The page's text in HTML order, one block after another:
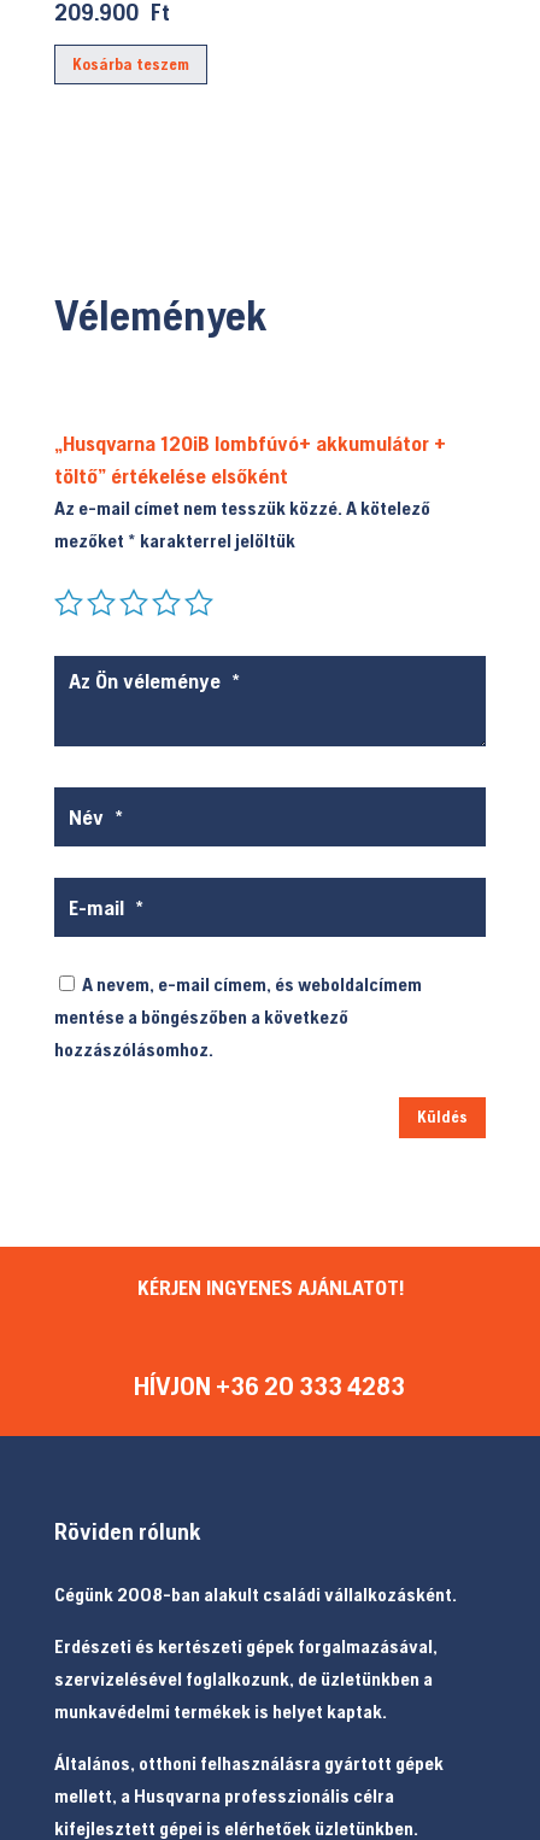
was:
234.990 Ft.
209.900 FtCurrent
price
is:
Kosárba teszem
Vélemények
„Husqvarna 120iB lombfúvó+ akkumulátor +
töltő” értékelése elsőként
Az e-mail címet nem tesszük közzé. A kötelező
mezőket * karakterrel jelöltük
A nevem, e-mail címem, és weboldalcímem
mentése a böngészőben a következő
hozzászólásomhoz.
Küldés
KÉRJEN INGYENES AJÁNLATOT!
HÍVJON +36 20 333 4283
Röviden rólunk
Cégünk 2008-ban alakult családi vállalkozásként.
Erdészeti és kertészeti gépek forgalmazásával,
szervizelésével foglalkozunk, de üzletünkben a
munkavédelmi termékek is helyet kaptak.
Általános, otthoni felhasználásra gyártott gépek
mellett, a Husqvarna professzionális célra
kifejlesztett gépei is elérhetőek üzletünkben.